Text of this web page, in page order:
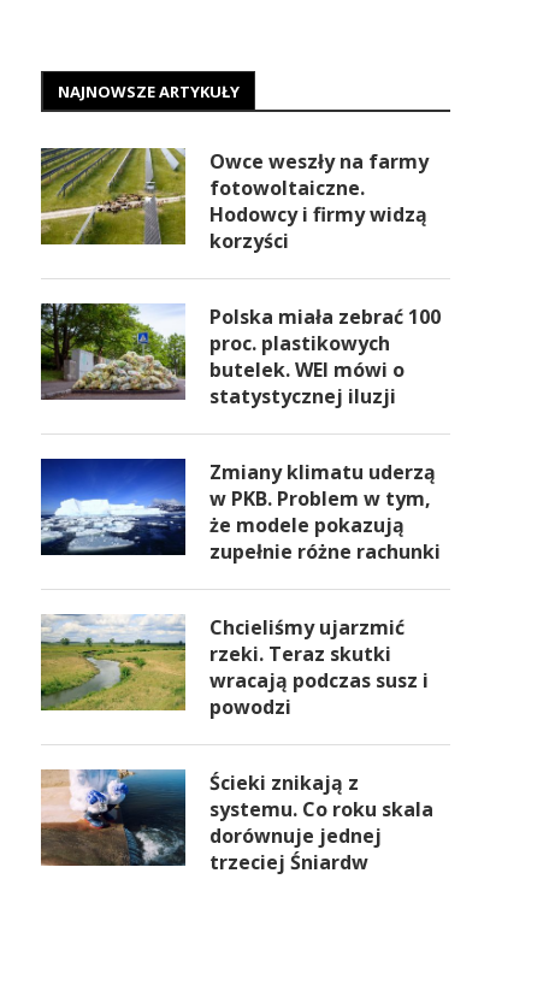
NAJNOWSZE ARTYKUŁY
Owce weszły na farmy
fotowoltaiczne.
Hodowcy i firmy widzą
korzyści
Polska miała zebrać 100
proc. plastikowych
butelek. WEI mówi o
statystycznej iluzji
Zmiany klimatu uderzą
w PKB. Problem w tym,
że modele pokazują
zupełnie różne rachunki
Chcieliśmy ujarzmić
rzeki. Teraz skutki
wracają podczas susz i
powodzi
Ścieki znikają z
systemu. Co roku skala
dorównuje jednej
trzeciej Śniardw